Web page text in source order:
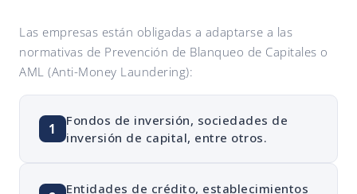
Las empresas están obligadas a adaptarse a las
normativas de Prevención de Blanqueo de Capitales o
AML (Anti-Money Laundering):
1
Fondos de inversión, sociedades de
inversión de capital, entre otros.
Entidades de crédito, establecimientos